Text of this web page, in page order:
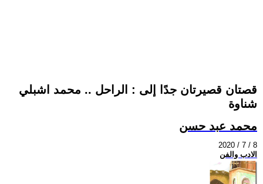
قصتان قصيرتان جدًا إلى : الراحل .. محمد اشبلي
شناوة
محمد عبد حسن
2020 / 7 / 8
الادب والفن